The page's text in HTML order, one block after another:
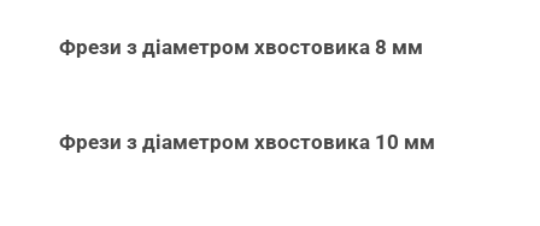
Фрези з діаметром хвостовика 8 мм
Фрези з діаметром хвостовика 10 мм